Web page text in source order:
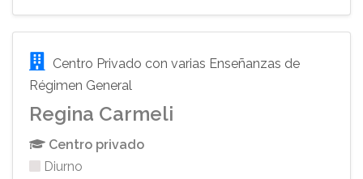
Centro Privado con varias Enseñanzas de
Régimen General
Regina Carmeli
Centro privado
Diurno